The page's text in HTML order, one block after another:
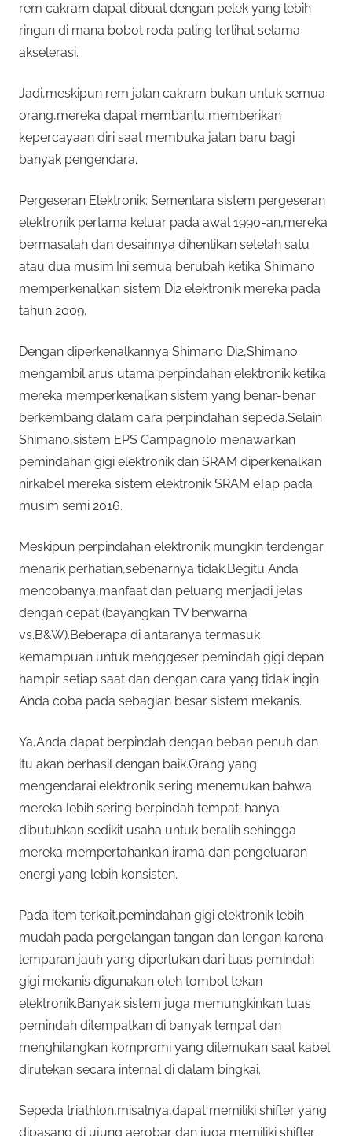
rem cakram dapat dibuat dengan pelek yang lebih
ringan di mana bobot roda paling terlihat selama
akselerasi.
Jadi,meskipun rem jalan cakram bukan untuk semua
orang,mereka dapat membantu memberikan
kepercayaan diri saat membuka jalan baru bagi
banyak pengendara.
Pergeseran Elektronik: Sementara sistem pergeseran
elektronik pertama keluar pada awal 1990-an,mereka
bermasalah dan desainnya dihentikan setelah satu
atau dua musim.Ini semua berubah ketika Shimano
memperkenalkan sistem Di2 elektronik mereka pada
tahun 2009.
Dengan diperkenalkannya Shimano Di2,Shimano
mengambil arus utama perpindahan elektronik ketika
mereka memperkenalkan sistem yang benar-benar
berkembang dalam cara perpindahan sepeda.Selain
Shimano,sistem EPS Campagnolo menawarkan
pemindahan gigi elektronik dan SRAM diperkenalkan
nirkabel mereka sistem elektronik SRAM eTap pada
musim semi 2016.
Meskipun perpindahan elektronik mungkin terdengar
menarik perhatian,sebenarnya tidak.Begitu Anda
mencobanya,manfaat dan peluang menjadi jelas
dengan cepat (bayangkan TV berwarna
vs.B&W).Beberapa di antaranya termasuk
kemampuan untuk menggeser pemindah gigi depan
hampir setiap saat dan dengan cara yang tidak ingin
Anda coba pada sebagian besar sistem mekanis.
Ya,Anda dapat berpindah dengan beban penuh dan
itu akan berhasil dengan baik.Orang yang
mengendarai elektronik sering menemukan bahwa
mereka lebih sering berpindah tempat; hanya
dibutuhkan sedikit usaha untuk beralih sehingga
mereka mempertahankan irama dan pengeluaran
energi yang lebih konsisten.
Pada item terkait,pemindahan gigi elektronik lebih
mudah pada pergelangan tangan dan lengan karena
lemparan jauh yang diperlukan dari tuas pemindah
gigi mekanis digunakan oleh tombol tekan
elektronik.Banyak sistem juga memungkinkan tuas
pemindah ditempatkan di banyak tempat dan
menghilangkan kompromi yang ditemukan saat kabel
dirutekan secara internal di dalam bingkai.
Sepeda triathlon,misalnya,dapat memiliki shifter yang
dipasang di ujung aerobar dan juga memiliki shifter